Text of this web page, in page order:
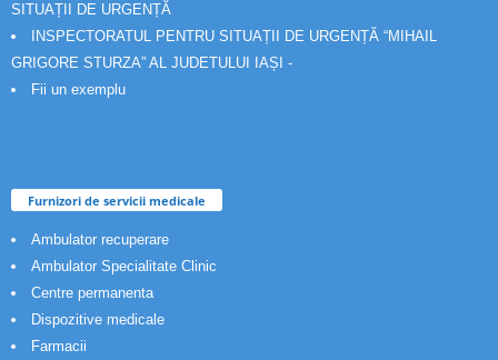
SITUAȚII DE URGENȚĂ
INSPECTORATUL PENTRU SITUAȚII DE URGENȚĂ “MIHAIL
GRIGORE STURZA” AL JUDETULUI IAȘI -
Fii un exemplu
Furnizori de servicii medicale
Ambulator recuperare
Ambulator Specialitate Clinic
Centre permanenta
Dispozitive medicale
Farmacii